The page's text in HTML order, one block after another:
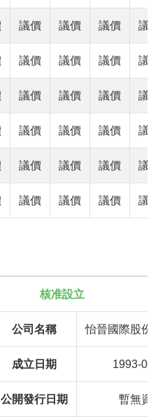
議價 議價 議價 議
議價 議價 議價 議
議價 議價 議價 議
議價 議價 議價 議
議價 議價 議價 議
議價 議價 議價 議
核准設立
公司名稱 怡晉國際股份
成立日期 1993-
公開發行日期 暫無資